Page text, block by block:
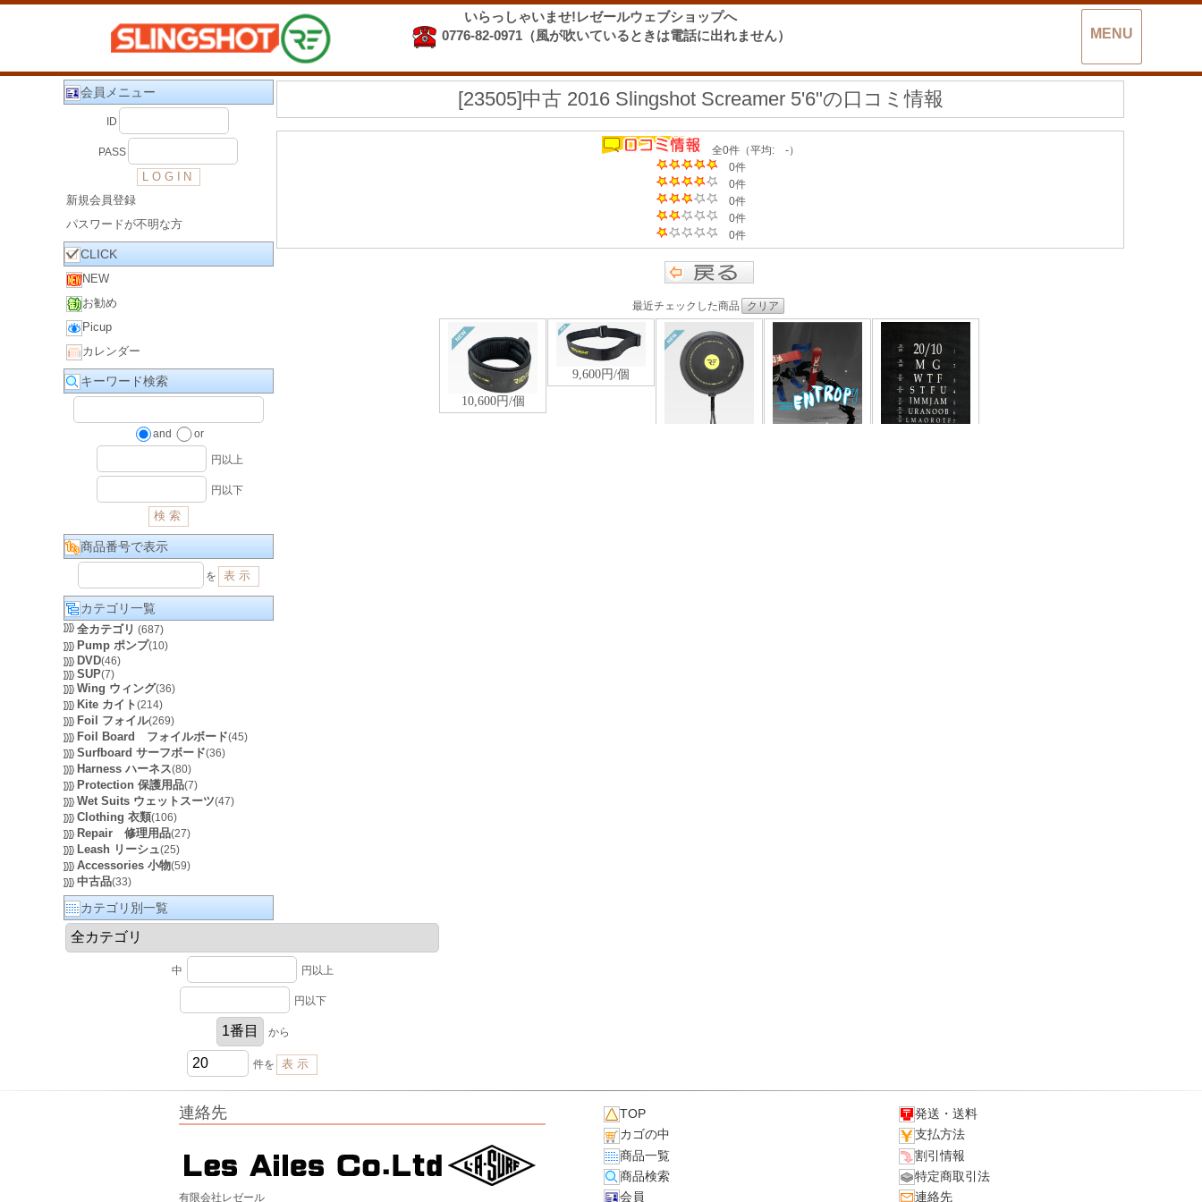
いらっしゃいませ!レゼールウェブショップへ
0776-82-0971（風が吹いているときは電話に出れません）
MENU
会員メニュー
ID
PASS
新規会員登録
パスワードが不明な方
CLICK
NEW
お勧め
Picup
カレンダー
キーワード検索
and or
円以上
円以下
商品番号で表示
を
カテゴリ一覧
全カテゴリ (687)
Pump ポンプ(10)
DVD(46)
SUP(7)
Wing ウィング(36)
Kite カイト(214)
Foil フォイル(269)
Foil Board フォイルボード(45)
Surfboard サーフボード(36)
Harness ハーネス(80)
Protection 保護用品(7)
Wet Suits ウェットスーツ(47)
Clothing 衣類(106)
Repair 修理用品(27)
Leash リーシュ(25)
Accessories 小物(59)
中古品(33)
カテゴリ別一覧
中 円以上
円以下
から
件を
[23505]中古 2016 Slingshot Screamer 5'6"の口コミ情報
全0件（平均: -）
0件
0件
0件
0件
0件
最近チェックした商品 クリア
連絡先
有限会社レゼール
TOP
カゴの中
商品一覧
商品検索
会員
発送・送料
支払方法
割引情報
特定商取引法
連絡先